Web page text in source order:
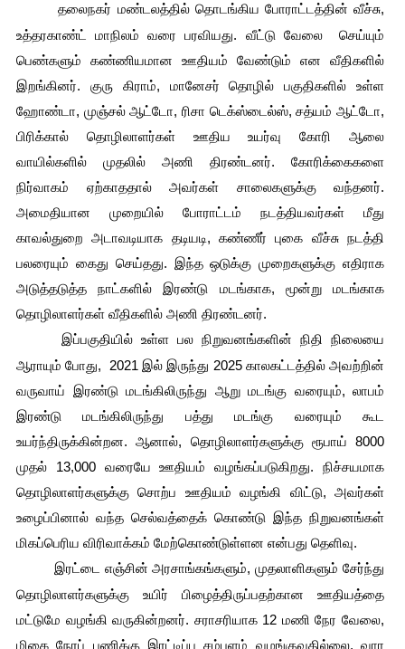
தலைநகர் மண்டலத்தில் தொடங்கிய போராட்டத்தின் வீச்சு,
உத்தரகாண்ட் மாநிலம் வரை பரவியது. வீட்டு வேலை  செய்யும்
பெண்களும் கண்ணியமான ஊதியம் வேண்டும் என வீதிகளில்
இறங்கினர். குரு கிராம், மானேசர் தொழில் பகுதிகளில் உள்ள
ஹோண்டா, முஞ்சல் ஆட்டோ, ரிசா டெக்ஸ்டைல்ஸ், சத்யம் ஆட்டோ,
பிரிக்கால் தொழிலாளர்கள் ஊதிய உயர்வு கோரி ஆலை
வாயில்களில் முதலில் அணி திரண்டனர். கோரிக்கைகளை
நிர்வாகம் ஏற்காததால் அவர்கள் சாலைகளுக்கு வந்தனர்.
அமைதியான முறையில் போராட்டம் நடத்தியவர்கள் மீது
காவல்துறை அடாவடியாக தடியடி, கண்ணீர் புகை வீச்சு நடத்தி
பலரையும் கைது செய்தது. இந்த ஒடுக்கு முறைகளுக்கு எதிராக
அடுத்தடுத்த நாட்களில் இரண்டு மடங்காக, மூன்று மடங்காக
தொழிலாளர்கள் வீதிகளில் அணி திரண்டனர்.
இப்பகுதியில் உள்ள பல நிறுவனங்களின் நிதி நிலையை
ஆராயும் போது,  2021 இல் இருந்து 2025 காலகட்டத்தில் அவற்றின்
வருவாய் இரண்டு மடங்கிலிருந்து ஆறு மடங்கு வரையும், லாபம்
இரண்டு மடங்கிலிருந்து பத்து மடங்கு வரையும் கூட
உயர்ந்திருக்கின்றன. ஆனால், தொழிலாளர்களுக்கு ரூபாய் 8000
முதல் 13,000 வரையே ஊதியம் வழங்கப்படுகிறது. நிச்சயமாக
தொழிலாளர்களுக்கு சொற்ப ஊதியம் வழங்கி விட்டு, அவர்கள்
உழைப்பினால் வந்த செல்வத்தைக் கொண்டு இந்த நிறுவனங்கள்
மிகப்பெரிய விரிவாக்கம் மேற்கொண்டுள்ளன என்பது தெளிவு.
இரட்டை எஞ்சின் அரசாங்கங்களும், முதலாளிகளும் சேர்ந்து
தொழிலாளர்களுக்கு உயிர் பிழைத்திருப்பதற்கான ஊதியத்தை
மட்டுமே வழங்கி வருகின்றனர். சராசரியாக 12 மணி நேர வேலை,
மிகை நேரப் பணிக்கு இரட்டிப்பு சம்பளம் வழங்குவதில்லை, வார